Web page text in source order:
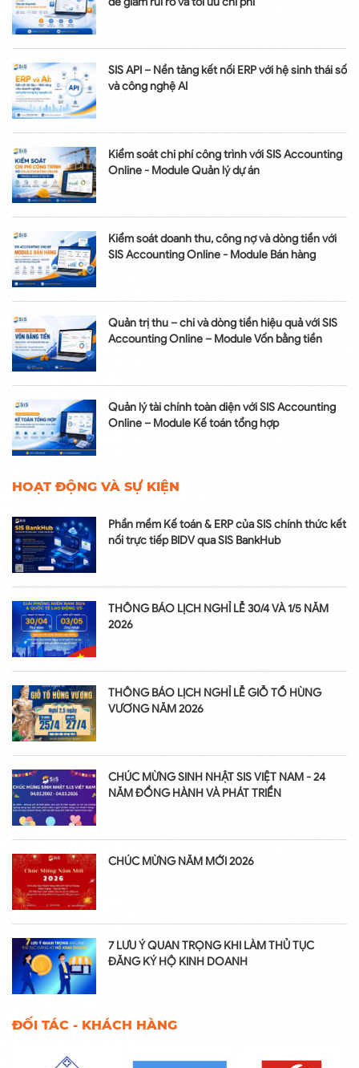
SIS API – Nền tảng kết nối ERP với hệ sinh thái số
và công nghệ AI
Kiểm soát chi phí công trình với SIS Accounting
Online - Module Quản lý dự án
Kiểm soát doanh thu, công nợ và dòng tiền với
SIS Accounting Online - Module Bán hàng
Quản trị thu – chi và dòng tiền hiệu quả với SIS
Accounting Online – Module Vốn bằng tiền
Quản lý tài chính toàn diện với SIS Accounting
Online – Module Kế toán tổng hợp
HOẠT ĐỘNG VÀ SỰ KIỆN
Phần mềm Kế toán & ERP của SIS chính thức kết
nối trực tiếp BIDV qua SIS BankHub
THÔNG BÁO LỊCH NGHỈ LỄ 30/4 VÀ 1/5 NĂM
2026
THÔNG BÁO LỊCH NGHỈ LỄ GIỖ TỔ HÙNG
VƯƠNG NĂM 2026
CHÚC MỪNG SINH NHẬT SIS VIỆT NAM - 24
NĂM ĐỒNG HÀNH VÀ PHÁT TRIỂN
CHÚC MỪNG NĂM MỚI 2026
7 LƯU Ý QUAN TRỌNG KHI LÀM THỦ TỤC
ĐĂNG KÝ HỘ KINH DOANH
ĐỐI TÁC - KHÁCH HÀNG